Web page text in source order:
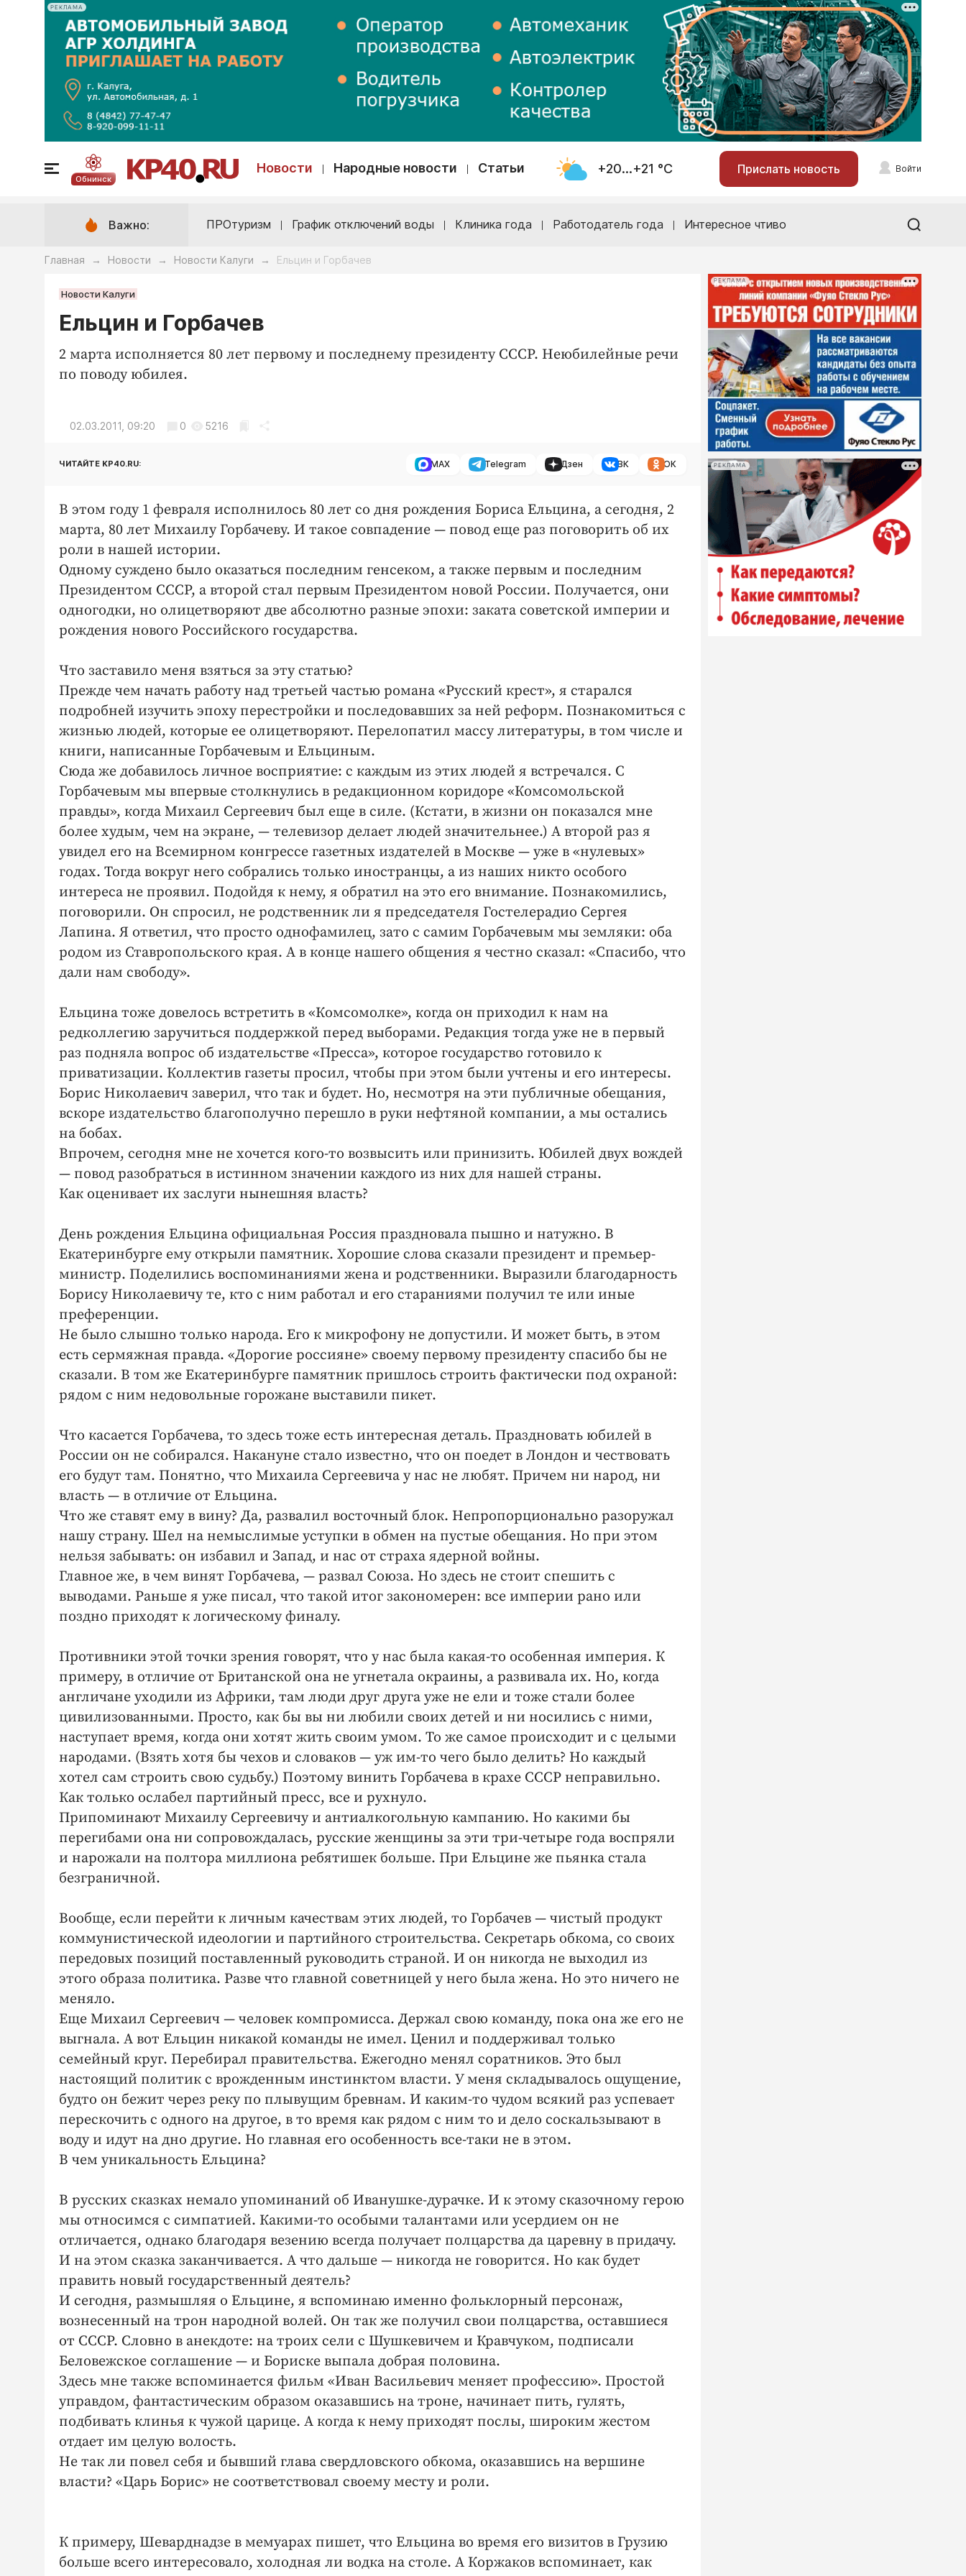
РЕКЛАМА
Обнинск
Новости Народные новости Статьи +20...+21 °С Прислать новость Войти
Важно: ПРОтуризм График отключений воды Клиника года Работодатель года Интересное чтиво
Главная → Новости → Новости Калуги → Ельцин и Горбачев
Новости Калуги
Ельцин и Горбачев
2 марта исполняется 80 лет первому и последнему президенту СССР. Неюбилейные речи
по поводу юбилея.
02.03.2011, 09:20 0 5216
ЧИТАЙТЕ KP40.RU: MAX Telegram Дзен ВК ОК
В этом году 1 февраля исполнилось 80 лет со дня рождения Бориса Ельцина, а сегодня, 2
марта, 80 лет Михаилу Горбачеву. И такое совпадение — повод еще раз поговорить об их
роли в нашей истории.
Одному суждено было оказаться последним генсеком, а также первым и последним
Президентом СССР, а второй стал первым Президентом новой России. Получается, они
одногодки, но олицетворяют две абсолютно разные эпохи: заката советской империи и
рождения нового Российского государства.
Что заставило меня взяться за эту статью?
Прежде чем начать работу над третьей частью романа «Русский крест», я старался
подробней изучить эпоху перестройки и последовавших за ней реформ. Познакомиться с
жизнью людей, которые ее олицетворяют. Перелопатил массу литературы, в том числе и
книги, написанные Горбачевым и Ельциным.
Сюда же добавилось личное восприятие: с каждым из этих людей я встречался. С
Горбачевым мы впервые столкнулись в редакционном коридоре «Комсомольской
правды», когда Михаил Сергеевич был еще в силе. (Кстати, в жизни он показался мне
более худым, чем на экране, — телевизор делает людей значительнее.) А второй раз я
увидел его на Всемирном конгрессе газетных издателей в Москве — уже в «нулевых»
годах. Тогда вокруг него собрались только иностранцы, а из наших никто особого
интереса не проявил. Подойдя к нему, я обратил на это его внимание. Познакомились,
поговорили. Он спросил, не родственник ли я председателя Гостелерадио Сергея
Лапина. Я ответил, что просто однофамилец, зато с самим Горбачевым мы земляки: оба
родом из Ставропольского края. А в конце нашего общения я честно сказал: «Спасибо, что
дали нам свободу».
Ельцина тоже довелось встретить в «Комсомолке», когда он приходил к нам на
редколлегию заручиться поддержкой перед выборами. Редакция тогда уже не в первый
раз подняла вопрос об издательстве «Пресса», которое государство готовило к
приватизации. Коллектив газеты просил, чтобы при этом были учтены и его интересы.
Борис Николаевич заверил, что так и будет. Но, несмотря на эти публичные обещания,
вскоре издательство благополучно перешло в руки нефтяной компании, а мы остались
на бобах.
Впрочем, сегодня мне не хочется кого-то возвысить или принизить. Юбилей двух вождей
— повод разобраться в истинном значении каждого из них для нашей страны.
Как оценивает их заслуги нынешняя власть?
День рождения Ельцина официальная Россия праздновала пышно и натужно. В
Екатеринбурге ему открыли памятник. Хорошие слова сказали президент и премьер-
министр. Поделились воспоминаниями жена и родственники. Выразили благодарность
Борису Николаевичу те, кто с ним работал и его стараниями получил те или иные
преференции.
Не было слышно только народа. Его к микрофону не допустили. И может быть, в этом
есть сермяжная правда. «Дорогие россияне» своему первому президенту спасибо бы не
сказали. В том же Екатеринбурге памятник пришлось строить фактически под охраной:
рядом с ним недовольные горожане выставили пикет.
Что касается Горбачева, то здесь тоже есть интересная деталь. Праздновать юбилей в
России он не собирался. Накануне стало известно, что он поедет в Лондон и чествовать
его будут там. Понятно, что Михаила Сергеевича у нас не любят. Причем ни народ, ни
власть — в отличие от Ельцина.
Что же ставят ему в вину? Да, развалил восточный блок. Непропорционально разоружал
нашу страну. Шел на немыслимые уступки в обмен на пустые обещания. Но при этом
нельзя забывать: он избавил и Запад, и нас от страха ядерной войны.
Главное же, в чем винят Горбачева, — развал Союза. Но здесь не стоит спешить с
выводами. Раньше я уже писал, что такой итог закономерен: все империи рано или
поздно приходят к логическому финалу.
Противники этой точки зрения говорят, что у нас была какая-то особенная империя. К
примеру, в отличие от Британской она не угнетала окраины, а развивала их. Но, когда
англичане уходили из Африки, там люди друг друга уже не ели и тоже стали более
цивилизованными. Просто, как бы вы ни любили своих детей и ни носились с ними,
наступает время, когда они хотят жить своим умом. То же самое происходит и с целыми
народами. (Взять хотя бы чехов и словаков — уж им-то чего было делить? Но каждый
хотел сам строить свою судьбу.) Поэтому винить Горбачева в крахе СССР неправильно.
Как только ослабел партийный пресс, все и рухнуло.
Припоминают Михаилу Сергеевичу и антиалкогольную кампанию. Но какими бы
перегибами она ни сопровождалась, русские женщины за эти три-четыре года воспряли
и нарожали на полтора миллиона ребятишек больше. При Ельцине же пьянка стала
безграничной.
Вообще, если перейти к личным качествам этих людей, то Горбачев — чистый продукт
коммунистической идеологии и партийного строительства. Секретарь обкома, со своих
передовых позиций поставленный руководить страной. И он никогда не выходил из
этого образа политика. Разве что главной советницей у него была жена. Но это ничего не
меняло.
Еще Михаил Сергеевич — человек компромисса. Держал свою команду, пока она же его не
выгнала. А вот Ельцин никакой команды не имел. Ценил и поддерживал только
семейный круг. Перебирал правительства. Ежегодно менял соратников. Это был
настоящий политик с врожденным инстинктом власти. У меня складывалось ощущение,
будто он бежит через реку по плывущим бревнам. И каким-то чудом всякий раз успевает
перескочить с одного на другое, в то время как рядом с ним то и дело соскальзывают в
воду и идут на дно другие. Но главная его особенность все-таки не в этом.
В чем уникальность Ельцина?
В русских сказках немало упоминаний об Иванушке-дурачке. И к этому сказочному герою
мы относимся с симпатией. Какими-то особыми талантами или усердием он не
отличается, однако благодаря везению всегда получает полцарства да царевну в придачу.
И на этом сказка заканчивается. А что дальше — никогда не говорится. Но как будет
править новый государственный деятель?
И сегодня, размышляя о Ельцине, я вспоминаю именно фольклорный персонаж,
вознесенный на трон народной волей. Он так же получил свои полцарства, оставшиеся
от СССР. Словно в анекдоте: на троих сели с Шушкевичем и Кравчуком, подписали
Беловежское соглашение — и Бориске выпала добрая половина.
Здесь мне также вспоминается фильм «Иван Васильевич меняет профессию». Простой
управдом, фантастическим образом оказавшись на троне, начинает пить, гулять,
подбивать клинья к чужой царице. А когда к нему приходят послы, широким жестом
отдает им целую волость.
Не так ли повел себя и бывший глава свердловского обкома, оказавшись на вершине
власти? «Царь Борис» не соответствовал своему месту и роли.
К примеру, Шеварднадзе в мемуарах пишет, что Ельцина во время его визитов в Грузию
больше всего интересовало, холодная ли водка на столе. А Коржаков вспоминает, как
РЕКЛАМА
РЕКЛАМА